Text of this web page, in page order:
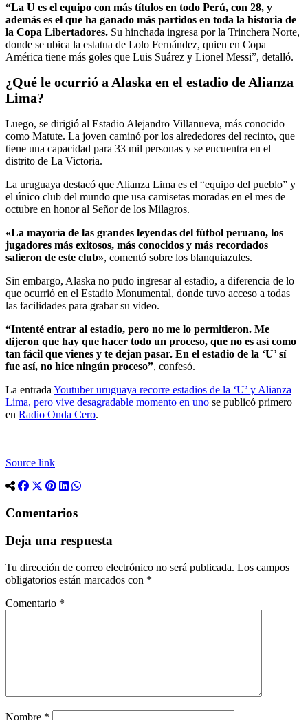
“La U es el equipo con más títulos en todo Perú, con 28, y
además es el que ha ganado más partidos en toda la historia de
la Copa Libertadores. Su hinchada ingresa por la Trinchera Norte,
donde se ubica la estatua de Lolo Fernández, quien en Copa
América tiene más goles que Luis Suárez y Lionel Messi”, detalló.
¿Qué le ocurrió a Alaska en el estadio de Alianza
Lima?
Luego, se dirigió al Estadio Alejandro Villanueva, más conocido
como Matute. La joven caminó por los alrededores del recinto, que
tiene una capacidad para 33 mil personas y se encuentra en el
distrito de La Victoria.
La uruguaya destacó que Alianza Lima es el “equipo del pueblo” y
el único club del mundo que usa camisetas moradas en el mes de
octubre en honor al Señor de los Milagros.
«La mayoría de las grandes leyendas del fútbol peruano, los
jugadores más exitosos, más conocidos y más recordados
salieron de este club», comentó sobre los blanquiazules.
Sin embargo, Alaska no pudo ingresar al estadio, a diferencia de lo
que ocurrió en el Estadio Monumental, donde tuvo acceso a todas
las facilidades para grabar su video.
“Intenté entrar al estadio, pero no me lo permitieron. Me
dijeron que hay que hacer todo un proceso, que no es así como
tan fácil que vienes y te dejan pasar. En el estadio de la ‘U’ sí
fue así, no hice ningún proceso”, confesó.
La entrada Youtuber uruguaya recorre estadios de la ‘U’ y Alianza
Lima, pero vive desagradable momento en uno se publicó primero
en Radio Onda Cero.
Source link
Comentarios
Deja una respuesta
Tu dirección de correo electrónico no será publicada. Los campos
obligatorios están marcados con *
Comentario *
Nombre *